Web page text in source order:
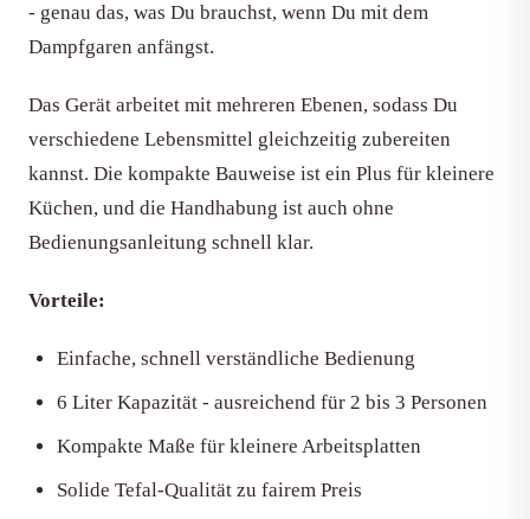
- genau das, was Du brauchst, wenn Du mit dem
Dampfgaren anfängst.
Das Gerät arbeitet mit mehreren Ebenen, sodass Du
verschiedene Lebensmittel gleichzeitig zubereiten
kannst. Die kompakte Bauweise ist ein Plus für kleinere
Küchen, und die Handhabung ist auch ohne
Bedienungsanleitung schnell klar.
Vorteile:
Einfache, schnell verständliche Bedienung
6 Liter Kapazität - ausreichend für 2 bis 3 Personen
Kompakte Maße für kleinere Arbeitsplatten
Solide Tefal-Qualität zu fairem Preis